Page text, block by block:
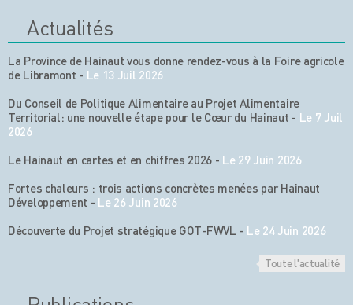
Actualités
La Province de Hainaut vous donne rendez-vous à la Foire agricole
de Libramont - Le 13 Juil 2026
Du Conseil de Politique Alimentaire au Projet Alimentaire
Territorial: une nouvelle étape pour le Cœur du Hainaut - Le 7 Juil
2026
Le Hainaut en cartes et en chiffres 2026 - Le 29 Juin 2026
Fortes chaleurs : trois actions concrètes menées par Hainaut
Développement - Le 26 Juin 2026
Découverte du Projet stratégique GOT-FWVL - Le 24 Juin 2026
Toute l'actualité